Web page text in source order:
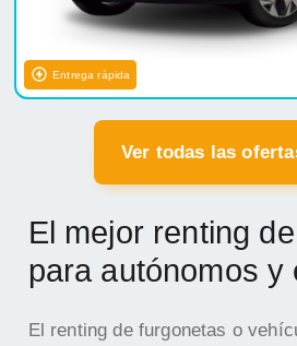
Entrega rápida
Ver todas las
El mejor renting
para autónomos y
El renting de furgonetas o